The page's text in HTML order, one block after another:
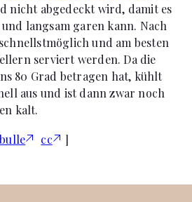
nicht abgedeckt wird, damit es
langsam garen kann. Nach
und am besten
serviert werden. Da die
80 Grad betragen hat, kühlt
aus und ist dann zwar noch
kalt.
cc ]